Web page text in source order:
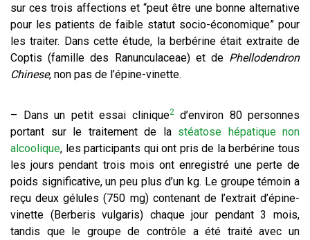
sur ces trois affections et “peut être une bonne alternative
pour les patients de faible statut socio-économique” pour
les traiter. Dans cette étude, la berbérine était extraite de
Coptis (famille des Ranunculaceae) et de Phellodendron
Chinese, non pas de l’épine-vinette.
– Dans un petit essai clinique2d’environ 80 personnes
portant sur le traitement de la stéatose hépatique non
alcoolique, les participants qui ont pris de la berbérine tous
les jours pendant trois mois ont enregistré une perte de
poids significative, un peu plus d’un kg. Le groupe témoin a
reçu deux gélules (750 mg) contenant de l’extrait d’épine-
vinette (Berberis vulgaris) chaque jour pendant 3 mois,
tandis que le groupe de contrôle a été traité avec un